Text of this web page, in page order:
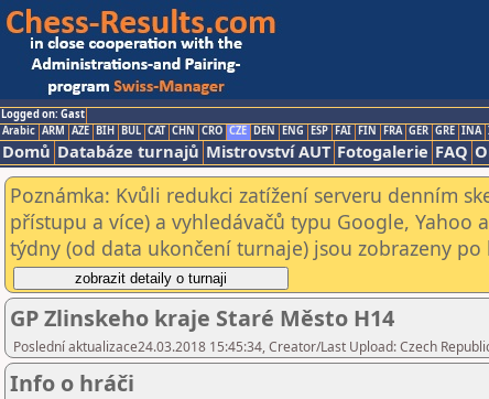
Logged on: Gast
Arabic ARM AZE BIH BUL CAT CHN CRO CZE DEN ENG ESP FAI FIN FRA GER GRE INA
Domů Databáze turnajů Mistrovství AUT Fotogalerie FAQ
Poznámka: Kvůli redukci zatížení serveru denním
přístupu a více) a vyhledávačů typu Google, Yahoo
týdny (od data ukončení turnaje) jsou zobrazeny
GP Zlinskeho kraje Staré Město H14
Poslední aktualizace24.03.2018 15:45:34, Creator/Last Upload: Czech
Info o hráči